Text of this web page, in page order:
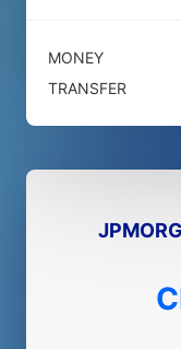
MONEY
TRANSFER